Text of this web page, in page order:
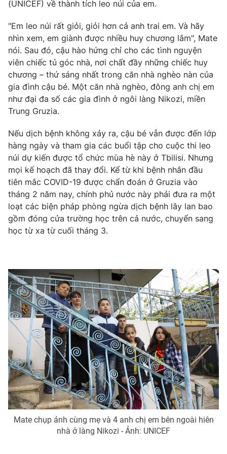
(UNICEF) về thành tích leo núi của em.
"Em leo núi rất giỏi, giỏi hơn cả anh trai em. Và hãy
nhìn xem, em giành được nhiều huy chương lắm", Mate
nói. Sau đó, cậu hào hứng chỉ cho các tình nguyện
viên chiếc tủ góc nhà, nơi chất đầy những chiếc huy
chương – thứ sáng nhất trong căn nhà nghèo nàn của
gia đình cậu bé. Một căn nhà nghèo, đông anh chị em
như đại đa số các gia đình ở ngôi làng Nikozi, miền
Trung Gruzia.
Nếu dịch bệnh không xảy ra, cậu bé vẫn được đến lớp
hàng ngày và tham gia các buổi tập cho cuộc thi leo
núi dự kiến được tổ chức mùa hè này ở Tbilisi. Nhưng
mọi kế hoạch đã thay đổi. Kể từ khi bệnh nhân đầu
tiên mắc COVID-19 được chẩn đoán ở Gruzia vào
tháng 2 năm nay, chính phủ nước này phải đưa ra một
loạt các biện pháp phòng ngừa dịch bệnh lây lan bao
gồm đóng cửa trường học trên cả nước, chuyển sang
học từ xa từ cuối tháng 3.
Mate chụp ảnh cùng mẹ và 4 anh chị em bên ngoài hiên
nhà ở làng Nikozi - Ảnh: UNICEF